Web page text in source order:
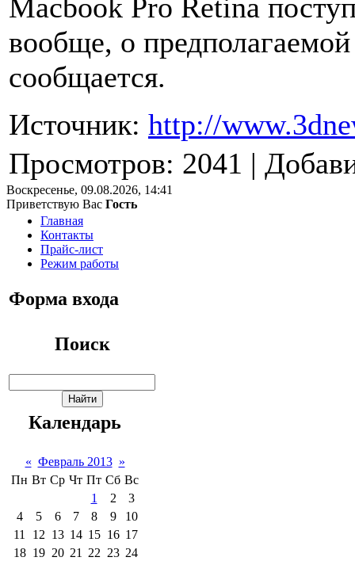
Macbook Pro Retina
вообще, о
сообщается.
Источник: http://
Просмотров: 2041 |
Воскресенье, 09.08.2026, 14:41
Приветствую Вас Гость
Главная
Контакты
Прайс-лист
Режим работы
Форма входа
Поиск
Календарь
« Февраль 2013 »
Пн Вт Ср Чт Пт Сб Вс
1
2
3
4
5 6 7 8 9
10
11
12 13 14 15 16 17
18 19 20 21 22 23 24